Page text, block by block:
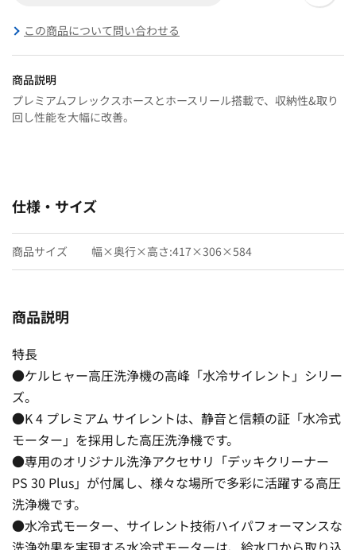
この商品について問い合わせる
商品説明
プレミアムフレックスホースとホースリール搭載で、収納性&取り
回し性能を大幅に改善。
仕様・サイズ
商品サイズ 幅×奥行×高さ:417×306×584
商品説明
特長
●ケルヒャー高圧洗浄機の高峰「水冷サイレント」シリー
ズ。
●K 4 プレミアム サイレントは、静音と信頼の証「水冷式
モーター」を採用した高圧洗浄機です。
●専用のオリジナル洗浄アクセサリ「デッキクリーナー
PS 30 Plus」が付属し、様々な場所で多彩に活躍する高圧
洗浄機です。
●水冷式モーター、サイレント技術ハイパフォーマンスな